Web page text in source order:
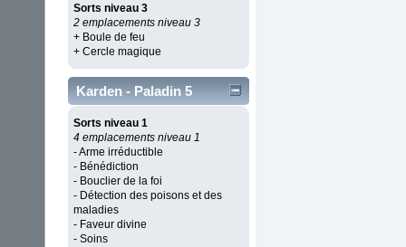
Sorts niveau 3
2 emplacements niveau 3
+ Boule de feu
+ Cercle magique
Karden - Paladin 5
Sorts niveau 1
4 emplacements niveau 1
- Arme irréductible
- Bénédiction
- Bouclier de la foi
- Détection des poisons et des
maladies
- Faveur divine
- Soins